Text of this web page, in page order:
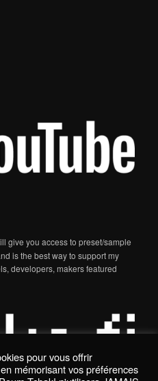
give you access to preset/sample
is the best way to support my
developers, makers featured
pour vous offrir
mémorisant vos préférences